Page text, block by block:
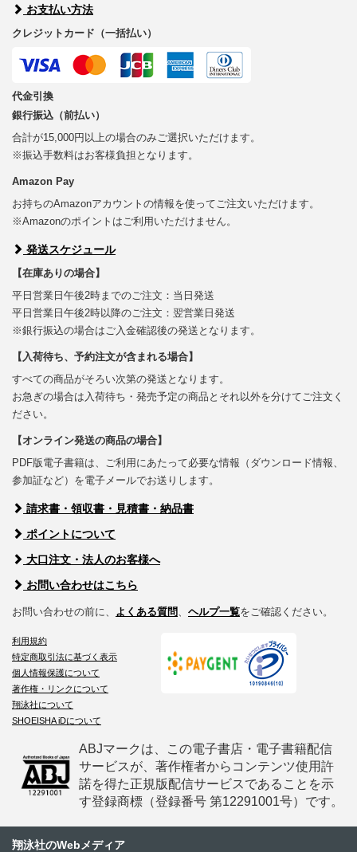
お支払い方法
クレジットカード（一括払い）
代金引換
銀行振込（前払い）
合計が15,000円以上の場合のみご選択いただけます。
※振込手数料はお客様負担となります。
Amazon Pay
お持ちのAmazonアカウントの情報を使ってご注文いただけます。
※Amazonのポイントはご利用いただけません。
発送スケジュール
【在庫ありの場合】
平日営業日午後2時までのご注文：当日発送
平日営業日午後2時以降のご注文：翌営業日発送
※銀行振込の場合はご入金確認後の発送となります。
【入荷待ち、予約注文が含まれる場合】
すべての商品がそろい次第の発送となります。
お急ぎの場合は入荷待ち・発売予定の商品とそれ以外を分けてご注文く
ださい。
【オンライン発送の商品の場合】
PDF版電子書籍は、ご利用にあたって必要な情報（ダウンロード情報、
参加証など）を電子メールでお送りします。
請求書・領収書・見積書・納品書
ポイントについて
大口注文・法人のお客様へ
お問い合わせはこちら
お問い合わせの前に、 よくある質問、 ヘルプ一覧をご確認ください。
利用規約
特定商取引法に基づく表示
個人情報保護について
著作権・リンクについて
翔泳社について
SHOEISHA iDについて
ABJマークは、この電子書店・電子書籍配信
サービスが、著作権者からコンテンツ使用許
諾を得た正規版配信サービスであることを示
す登録商標（登録番号 第12291001号）です。
翔泳社のWebメディア